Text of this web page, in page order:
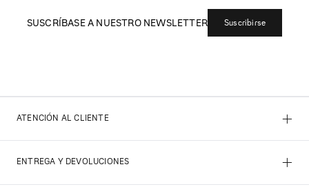
SUSCRÍBASE A NUESTRO NEWSLETTER Suscribirse
ATENCIÓN AL CLIENTE +
ENTREGA Y DEVOLUCIONES +